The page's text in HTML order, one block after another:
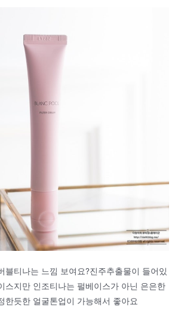
블티나는 느낌 보여요?진주추출물이 들어있
스지만 인조티나는 펄베이스가 아닌 은은한
한듯한 얼굴톤업이 가능해서 좋아요